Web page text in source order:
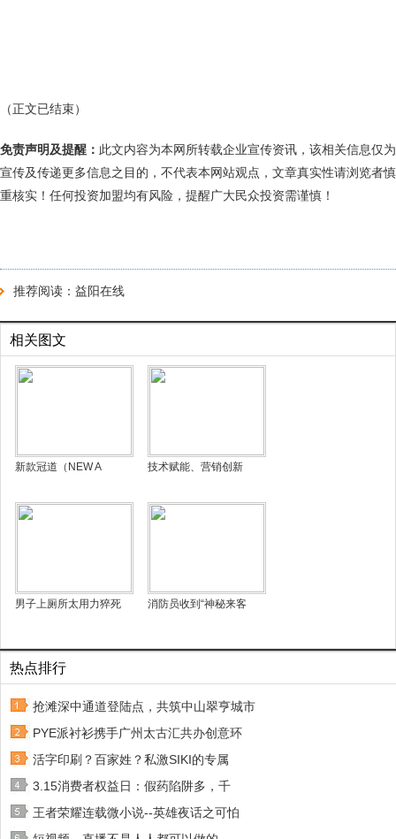
（正文已结束）
免责声明及提醒： 此文内容为本网所转载企业宣传资讯，该相关信息仅为
宣传及传递更多信息之目的，不代表本网站观点，文章真实性请浏览者慎
重核实！任何投资加盟均有风险，提醒广大民众投资需谨慎！
推荐阅读： 益阳在线
相关图文
新款冠道（NEW A 技术赋能、营销创新
男子上厕所太用力猝死 消防员收到“神秘来客
热点排行
抢滩深中通道登陆点，共筑中山翠亨城市
PYE派衬衫携手广州太古汇共办创意环
活字印刷？百家姓？私激SIKI的专属
3.15消费者权益日：假药陷阱多，千
王者荣耀连载微小说--英雄夜话之可怕